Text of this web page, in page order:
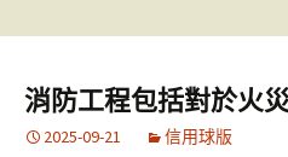
消防工程包括對於火
2025-09-21 信用球版